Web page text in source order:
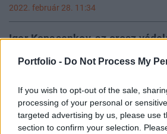
Portfolio - Do Not Process My
If you wish to opt-out of the sale,
processing of your personal or
targeted advertising by us, please use
section to confirm your selection.
2022. február 28. 11:34
Igor Konasenkov, az orosz
lakosság "szabadon
fővárost délnyugat felé. A
vádolta az ukrán vezetést, hogy
használja a civileket.